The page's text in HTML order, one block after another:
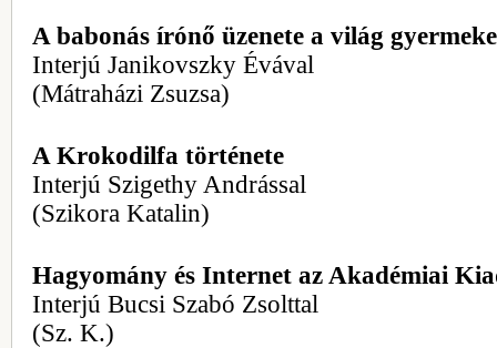
A babonás írónő üzenete a világ
Interjú Janikovszky Évával
(Mátraházi Zsuzsa)
A Krokodilfa története
Interjú Szigethy Andrással
(Szikora Katalin)
Hagyomány és Internet az Akadémiai
Interjú Bucsi Szabó Zsolttal
(Sz. K.)